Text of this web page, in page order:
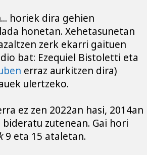
horiek dira gehien
honetan. Xehetasunetan
zerk ekarri gaituen
bat: Ezequiel Bistoletti eta
erraz aurkitzen dira)
ulertzeko.
ez zen 2022an hasi, 2014an
zutenean. Gai hori
9 eta 15 ataletan.